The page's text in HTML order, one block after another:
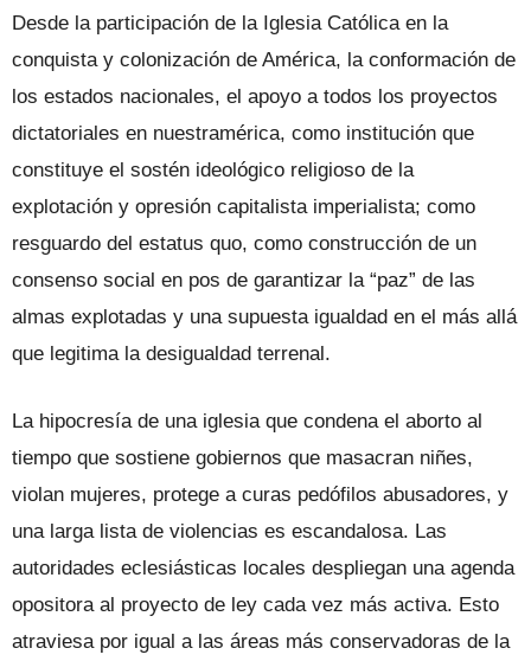
Desde la participación de la Iglesia Católica en la
conquista y colonización de América, la conformación de
los estados nacionales, el apoyo a todos los proyectos
dictatoriales en nuestramérica, como institución que
constituye el sostén ideológico religioso de la
explotación y opresión capitalista imperialista; como
resguardo del estatus quo, como construcción de un
consenso social en pos de garantizar la “paz” de las
almas explotadas y una supuesta igualdad en el más allá
que legitima la desigualdad terrenal.
La hipocresía de una iglesia que condena el aborto al
tiempo que sostiene gobiernos que masacran niñes,
violan mujeres, protege a curas pedófilos abusadores, y
una larga lista de violencias es escandalosa. Las
autoridades eclesiásticas locales despliegan una agenda
opositora al proyecto de ley cada vez más activa. Esto
atraviesa por igual a las áreas más conservadoras de la